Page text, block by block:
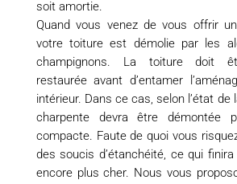
soit amortie.
Quand vous venez de vous offrir
votre toiture est démolie par les
champignons. La toiture doit
restaurée avant d’entamer
intérieur. Dans ce cas, selon l’état de
charpente devra être démontée
compacte. Faute de quoi vous
des soucis d’étanchéité, ce qui
encore plus cher. Nous vous